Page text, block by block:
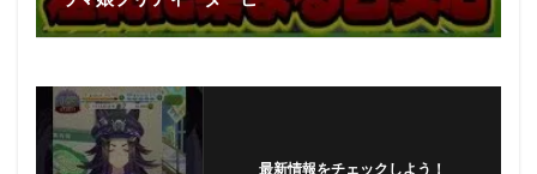
最新情報をチェックしよう！